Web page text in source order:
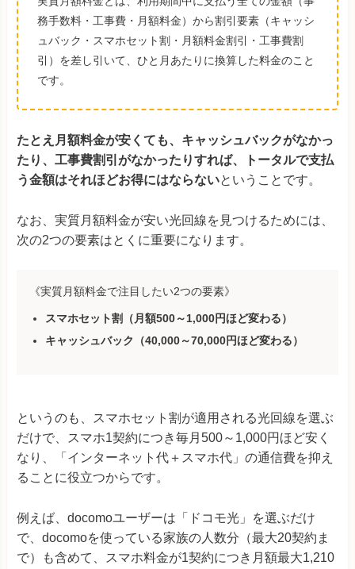
務手数料・工事費・月額料金）から割引要素（キャッシ
ュバック・スマホセット割・月額料金割引・工事費割
引）を差し引いて、ひと月あたりに換算した料金のこと
です。
たとえ月額料金が安くても、キャッシュバックがなかっ
たり、工事費割引がなかったりすれば、トータルで支払
う金額はそれほどお得にはならないということです。
なお、実質月額料金が安い光回線を見つけるためには、
次の2つの要素はとくに重要になります。
《実質月額料金で注目したい2つの要素》
スマホセット割
（月額500～1,000円ほど変わる）
キャッシュバック
（40,000～70,000円ほど変わる）
というのも、スマホセット割が適用される光回線を選ぶ
だけで、スマホ1契約につき毎月500～1,000円ほど安く
なり、「インターネット代＋スマホ代」の通信費を抑え
ることに役立つからです。
例えば、docomoユーザーは「ドコモ光」を選ぶだけ
で、docomoを使っている家族の人数分（最大20契約ま
で）も含めて、スマホ料金が1契約につき月額最大1,210